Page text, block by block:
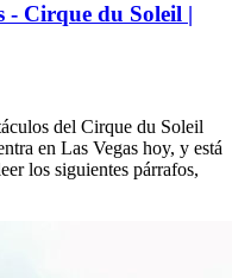
- Cirque du Soleil |
del Cirque du Soleil
en Las Vegas hoy, y está
los siguientes párrafos,